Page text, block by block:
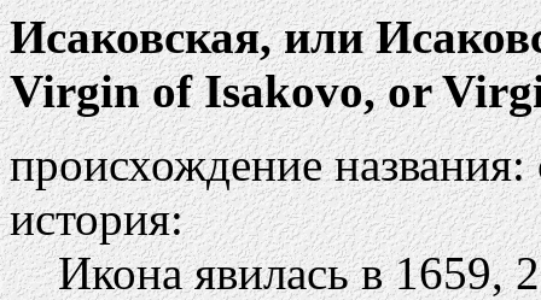
Исаковская, или
Virgin of Isakovo, or
происхождение названия:
история:
Икона явилась в 1659,